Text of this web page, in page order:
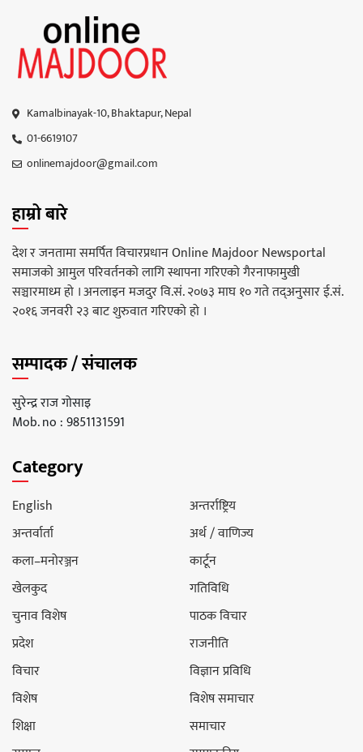
Kamalbinayak-10, Bhaktapur, Nepal
01-6619107
onlinemajdoor@gmail.com
हाम्रो बारे
देश र जनतामा समर्पित विचारप्रधान Online Majdoor Newsportal
समाजको आमुल परिवर्तनको लागि स्थापना गरिएको गैरनाफामुखी
सञ्चारमाध्म हो । अनलाइन मजदुर वि.सं. २०७३ माघ १० गते तद्अनुसार ई.सं.
२०१६ जनवरी २३ बाट शुरुवात गरिएको हो ।
सम्पादक / संचालक
सुरेन्द्र राज गोसाइ
Mob. no : 9851131591
Category
English
अन्तर्राष्ट्रिय
अन्तर्वार्ता
अर्थ / वाणिज्य
कला–मनोरञ्जन
कार्टून
खेलकुद
गतिविधि
चुनाव विशेष
पाठक विचार
प्रदेश
राजनीति
विचार
विज्ञान प्रविधि
विशेष
विशेष समाचार
शिक्षा
समाचार